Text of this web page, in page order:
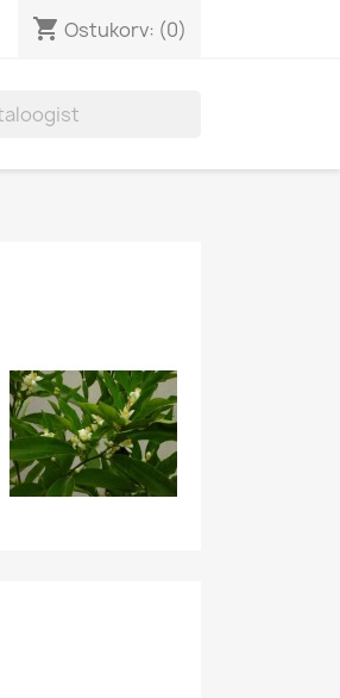
shopping_cart Ostukorv: (0)